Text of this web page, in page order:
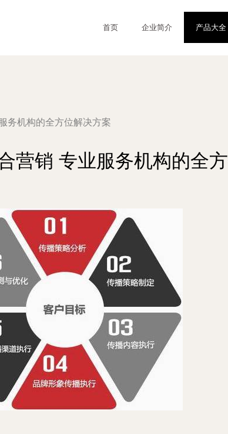
首页 企业简介 产品大全
务机构的全方位解决方案
营销 专业服务机构的全